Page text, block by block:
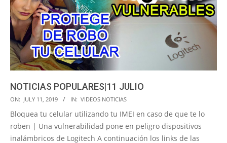
NOTICIAS POPULARES|11 JULIO
2019-
07-
ON: JULY 11, 2019 IN: VIDEOS NOTICIAS
Bloquea tu celular utilizando tu IMEI en caso de que te lo
roben | Una vulnerabilidad pone en peligro dispositivos
inalámbricos de Logitech A continuación los links de las